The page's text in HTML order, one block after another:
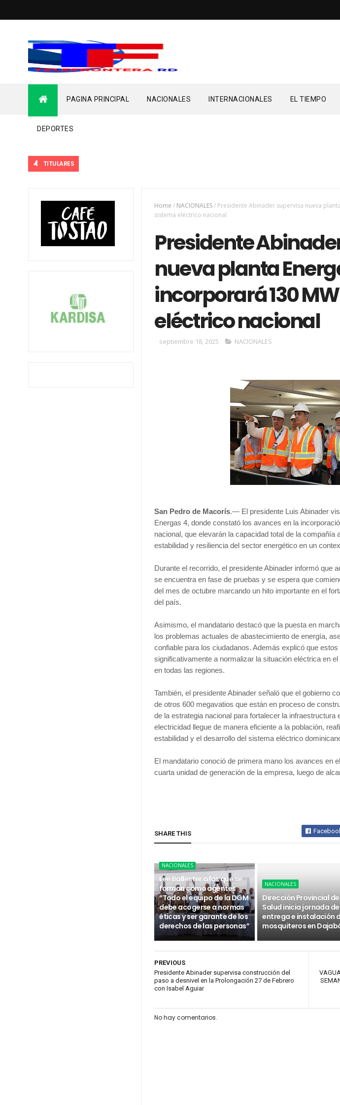
PAGINA PRINCIPAL NACIONALES INTERNACIONALES EL TIEMPO
DEPORTES
TITULARES
Home / NACIONALES/ Presidente Abinader supervisa nueva
sistema eléctrico nacional
Presidente
nueva planta
incorporará 130
eléctrico nacional
septiembre 18, 2025 NACIONALES
San Pedro de Macorís.— El presidente Luis Abinader
Energas 4, donde constató los avances en la
nacional, que elevarán la capacidad total de la compañía
estabilidad y resiliencia del sector energético en un
Durante el recorrido, el presidente Abinader informó que
se encuentra en fase de pruebas y se espera que
del mes de octubre marcando un hito importante en el
del país.
Asimismo, el mandatario destacó que la puesta en
los problemas actuales de abastecimiento de energía,
confiable para los ciudadanos. Además explicó que
significativamente a normalizar la situación eléctrica en
en todas las regiones.
También, el presidente Abinader señaló que el gobierno
de otros 600 megavatios que están en proceso de
de la estrategia nacional para fortalecer la infraestructura
electricidad llegue de manera eficiente a la población,
estabilidad y el desarrollo del sistema eléctrico
El mandatario conoció de primera mano los avances en
cuarta unidad de generación de la empresa, luego de
SHARE THIS
NACIONALES
Lee Ballester a los que se
forman como agentes
“Todo el equipo de la DGM
debe acogerse a normas
éticas y ser garante de los
derechos de las personas”
NACIONALES
Dirección Provincial de
Salud inicia jornada de
entrega e instalación
mosquiteros en
PREVIOUS
Presidente Abinader supervisa construcción del
paso a desnivel en la Prolongación 27 de Febrero
con Isabel Aguiar
No hay comentarios.